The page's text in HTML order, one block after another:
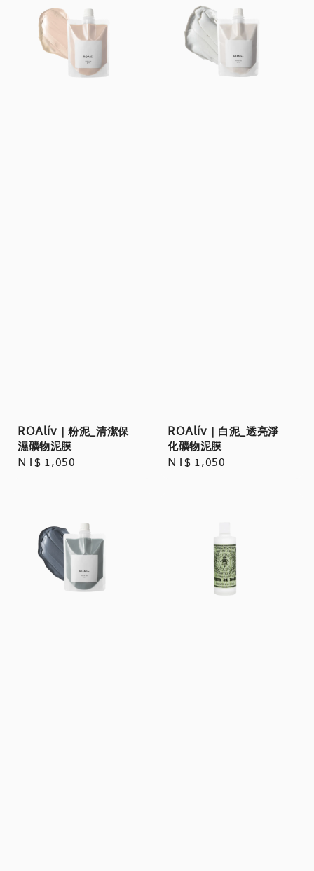
ROAlív｜粉泥_清潔保
濕礦物泥膜
Regular
NT$ 1,050
ROAlív｜白泥_透亮淨
化礦物泥膜
Regular
NT$ 1,050